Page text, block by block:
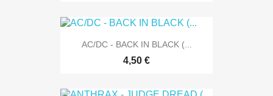
AC/DC - BACK IN BLACK (...
4,50 €